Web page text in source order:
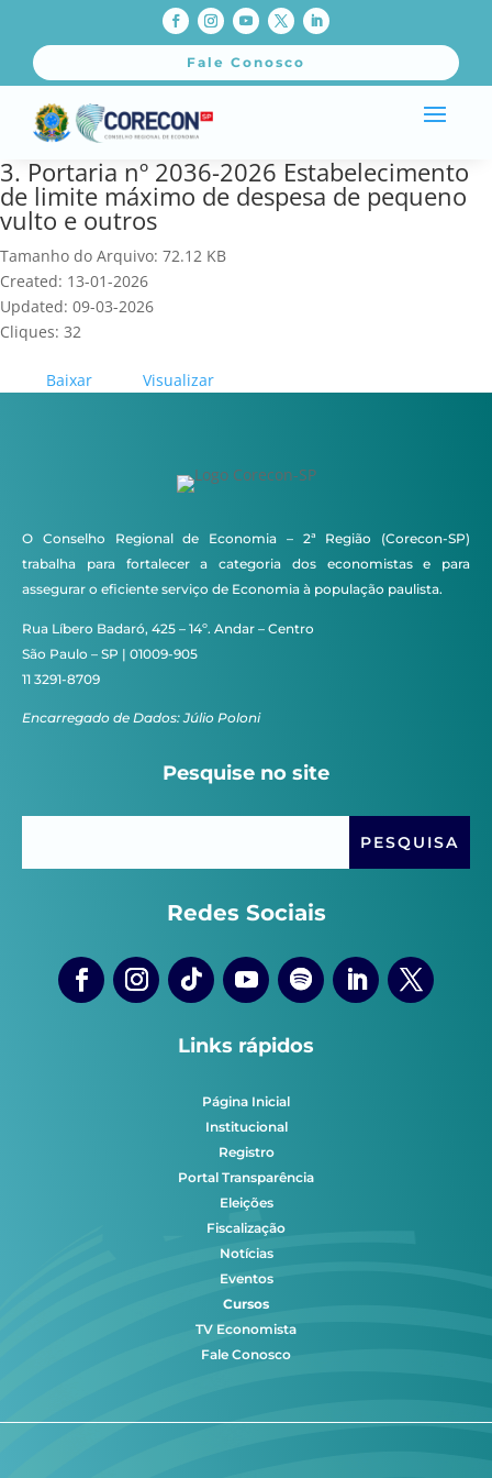
Fale Conosco
3. Portaria nº 2036-2026 Estabelecimento
de limite máximo de despesa de pequeno
vulto e outros
Tamanho do Arquivo: 72.12 KB
Created: 13-01-2026
Updated: 09-03-2026
Cliques: 32
Baixar Visualizar
O Conselho Regional de Economia – 2ª Região (Corecon-SP)
trabalha para fortalecer a categoria dos economistas e para
assegurar o eficiente serviço de Economia à população paulista.
Rua Líbero Badaró, 425 – 14º. Andar – Centro
São Paulo – SP | 01009-905
11 3291-8709
Encarregado de Dados: Júlio Poloni
Pesquise no site
Redes Sociais
Links rápidos
Página Inicial
Institucional
Registro
Portal Transparência
Eleições
Fiscalização
Notícias
Eventos
Cursos
TV Economista
Fale Conosco